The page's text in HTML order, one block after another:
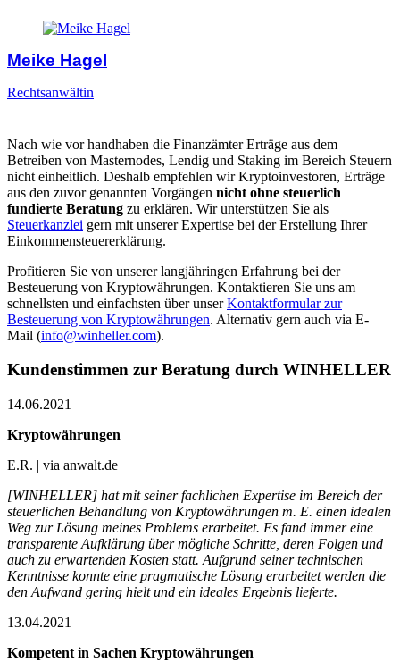
Meike Hagel
Rechtsanwältin
Nach wie vor handhaben die Finanzämter Erträge aus dem
Betreiben von Masternodes, Lendig und Staking im Bereich Steuern
nicht einheitlich. Deshalb empfehlen wir Kryptoinvestoren, Erträge
aus den zuvor genannten Vorgängen nicht ohne steuerlich
fundierte Beratung zu erklären. Wir unterstützen Sie als
Steuerkanzlei gern mit unserer Expertise bei der Erstellung Ihrer
Einkommensteuererklärung.
Profitieren Sie von unserer langjähringen Erfahrung bei der
Besteuerung von Kryptowährungen. Kontaktieren Sie uns am
schnellsten und einfachsten über unserKontaktformular zur
Besteuerung von Kryptowährungen. Alternativ gern auch via E-
Mail (info@winheller.com).
Kundenstimmen zur Beratung durch WINHELLER
14.06.2021
Kryptowährungen
E.R. | via anwalt.de
[WINHELLER] hat mit seiner fachlichen Expertise im Bereich der
steuerlichen Behandlung von Kryptowährungen m. E. einen idealen
Weg zur Lösung meines Problems erarbeitet. Es fand immer eine
transparente Aufklärung über mögliche Schritte, deren Folgen und
auch zu erwartenden Kosten statt. Aufgrund seiner technischen
Kenntnisse konnte eine pragmatische Lösung erarbeitet werden die
den Aufwand gering hielt und ein ideales Ergebnis lieferte.
13.04.2021
Kompetent in Sachen Kryptowährungen